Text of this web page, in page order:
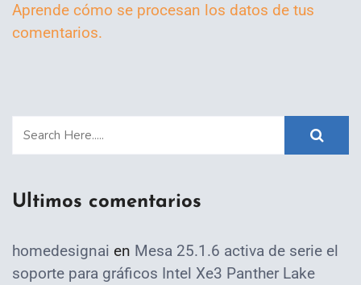
Aprende cómo se procesan los datos de tus
comentarios.
Ultimos comentarios
homedesignai en Mesa 25.1.6 activa de serie el
soporte para gráficos Intel Xe3 Panther Lake